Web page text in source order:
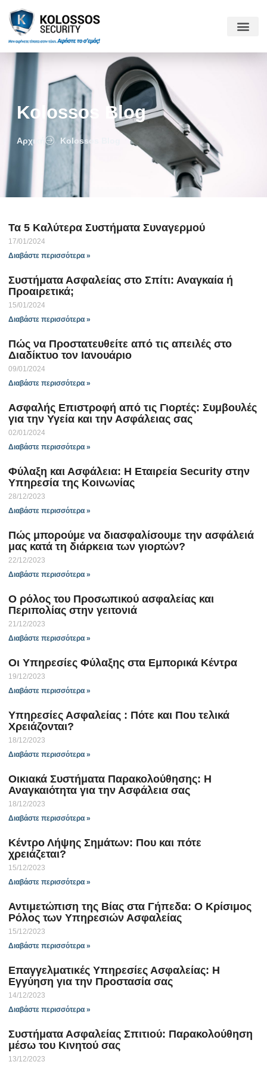
Kolossos Blog
Αρχική Kolossos Blog
Τα 5 Καλύτερα Συστήματα Συναγερμού
17/01/2024
Διαβάστε περισσότερα »
Συστήματα Ασφαλείας στο Σπίτι: Αναγκαία ή
Προαιρετικά;
15/01/2024
Διαβάστε περισσότερα »
Πώς να Προστατευθείτε από τις απειλές στο
Διαδίκτυο τον Ιανουάριο
09/01/2024
Διαβάστε περισσότερα »
Ασφαλής Επιστροφή από τις Γιορτές: Συμβουλές
για την Υγεία και την Ασφάλειας σας
02/01/2024
Διαβάστε περισσότερα »
Φύλαξη και Ασφάλεια: Η Εταιρεία Security στην
Υπηρεσία της Κοινωνίας
28/12/2023
Διαβάστε περισσότερα »
Πώς μπορούμε να διασφαλίσουμε την ασφάλειά
μας κατά τη διάρκεια των γιορτών?
22/12/2023
Διαβάστε περισσότερα »
Ο ρόλος του Προσωπικού ασφαλείας και
Περιπολίας στην γειτονιά
21/12/2023
Διαβάστε περισσότερα »
Οι Υπηρεσίες Φύλαξης στα Εμπορικά Κέντρα
19/12/2023
Διαβάστε περισσότερα »
Yπηρεσίες Ασφαλείας : Πότε και Που τελικά
Χρειάζονται?
18/12/2023
Διαβάστε περισσότερα »
Οικιακά Συστήματα Παρακολούθησης: Η
Αναγκαιότητα για την Ασφάλεια σας
18/12/2023
Διαβάστε περισσότερα »
Κέντρο Λήψης Σημάτων: Που και πότε
χρειάζεται?
15/12/2023
Διαβάστε περισσότερα »
Αντιμετώπιση της Βίας στα Γήπεδα: O Κρίσιμος
Ρόλος των Υπηρεσιών Ασφαλείας
15/12/2023
Διαβάστε περισσότερα »
Επαγγελματικές Υπηρεσίες Ασφαλείας: Η
Εγγύηση για την Προστασία σας
14/12/2023
Διαβάστε περισσότερα »
Συστήματα Ασφαλείας Σπιτιού: Παρακολούθηση
μέσω του Κινητού σας
13/12/2023